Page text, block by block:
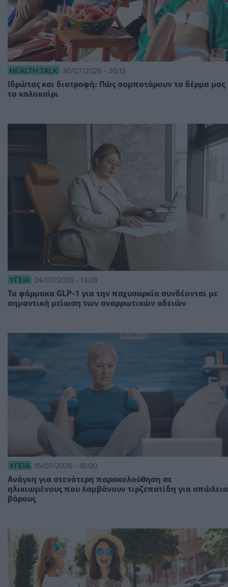
HEALTH TALK 30/07/2026 - 20:13
Ιδρώτας και διατροφή: Πώς σαμποτάρουν το δέρμα μας
το καλοκαίρι
ΥΓΕΊΑ 24/07/2026 - 13:28
Τα φάρμακα GLP-1 για την παχυσαρκία συνδέονται με
σημαντική μείωση των αναρρωτικών αδειών
ΥΓΕΊΑ 15/07/2026 - 18:00
Ανάγκη για στενότερη παρακολούθηση σε
ηλικιωμένους που λαμβάνουν τιρζεπατίδη για απώλεια
βάρους